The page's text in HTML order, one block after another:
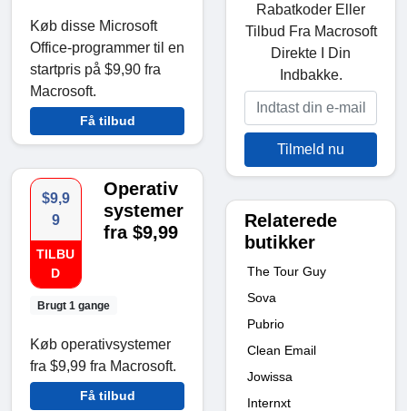
Køb disse Microsoft
Office-programmer til en
startpris på $9,90 fra
Macrosoft.
Få tilbud
$9,9
9
TILBU
D
Brugt 1 gange
Operativ
systemer
fra $9,99
Køb operativsystemer
fra $9,99 fra Macrosoft.
Få tilbud
Rabatkoder Eller
Tilbud Fra Macrosoft
Direkte I Din
Indbakke.
Tilmeld nu
Relaterede
butikker
The Tour Guy
Sova
Pubrio
Clean Email
Jowissa
Internxt